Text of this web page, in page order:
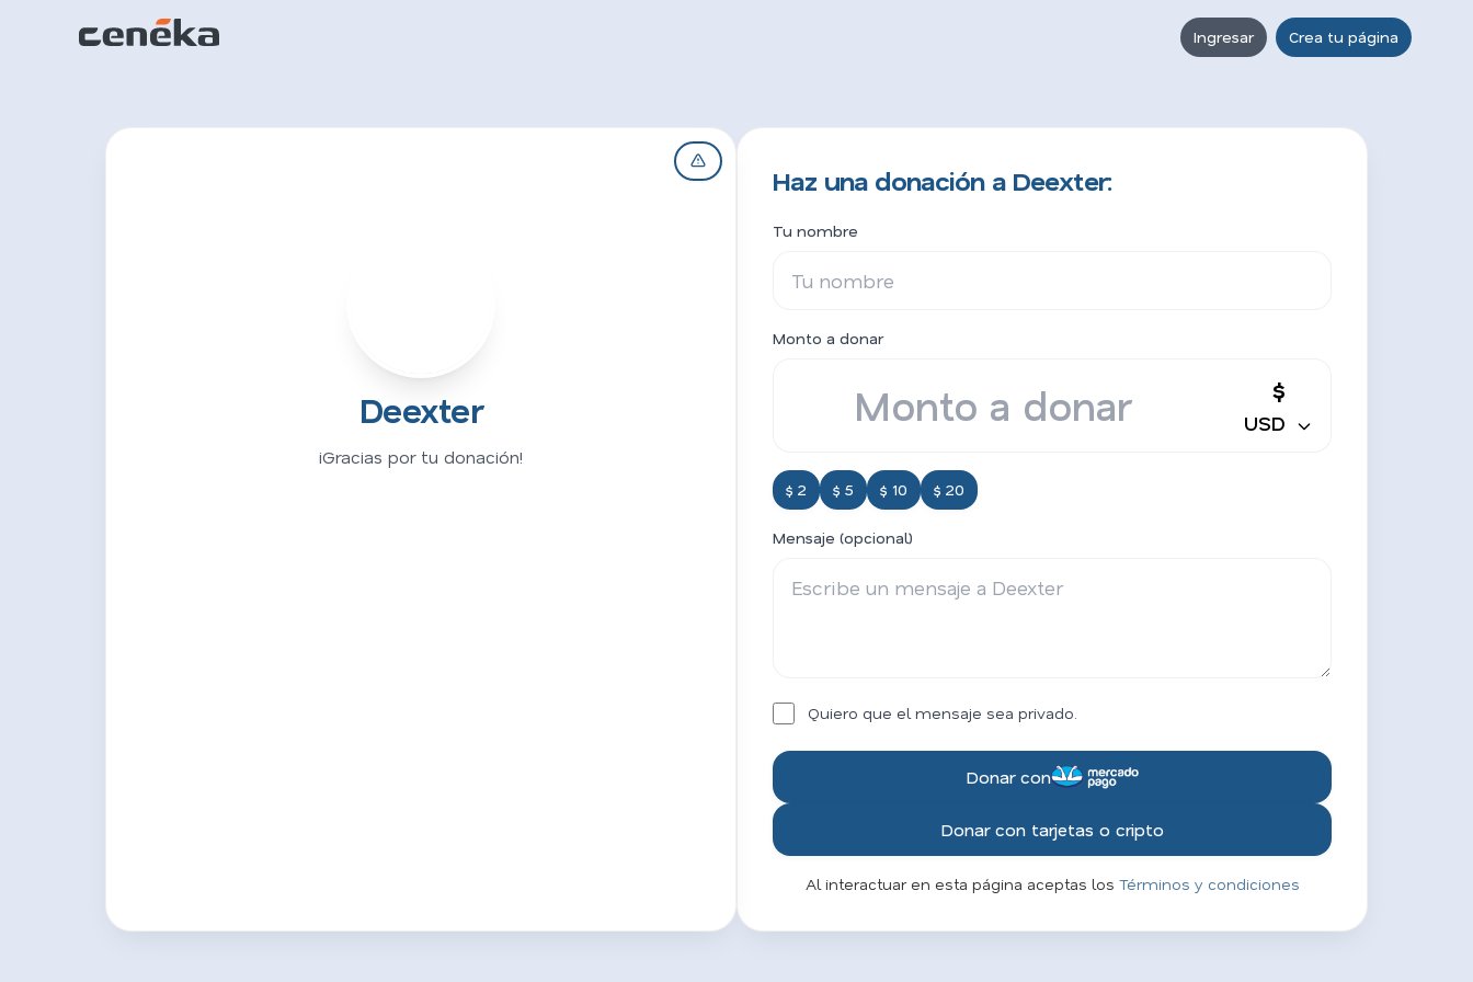
Ingresar Crea tu página
Deexter
¡Gracias por tu donación!
Haz una donación a Deexter:
Tu nombre
Monto a donar
$
USD
$ 2 $ 5 $ 10 $ 20
Mensaje (opcional)
Quiero que el mensaje sea privado.
Donar con
Donar con tarjetas o cripto
Al interactuar en esta página aceptas los Términos y condiciones